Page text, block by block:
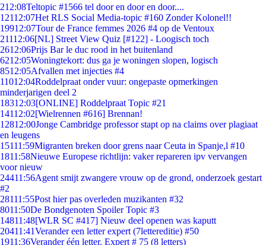
212:08Teltopic #1566 tel door en door en door....
12112:07Het RLS Social Media-topic #160 Zonder Kolonel!!
19912:07Tour de France femmes 2026 #4 op de Ventoux
21112:06[NL] Street View Quiz [#122] - Loogisch toch
2612:06Prijs Bar le duc rood in het buitenland
6212:05Woningtekort: dus ga je woningen slopen, logisch
8512:05Afvallen met injecties #4
11012:04Roddelpraat onder vuur: ongepaste opmerkingen
minderjarigen deel 2
18312:03[ONLINE] Roddelpraat Topic #21
14112:02[Wielrennen #616] Brennan!
12812:00Jonge Cambridge professor stapt op na claims over plagiaat
en leugens
15111:59Migranten breken door grens naar Ceuta in Spanje,l #10
1811:58Nieuwe Europese richtlijn: vaker repareren ipv vervangen
voor nieuw
24411:56Agent smijt zwangere vrouw op de grond, onderzoek gestart
#2
28111:55Post hier pas overleden muzikanten #32
8011:50De Bondgenoten Spoiler Topic #3
14811:48[WLR SC #417] Nieuw deel openen was kaputt
20411:41Verander een letter expert (7lettereditie) #50
1911:36Verander één letter. Expert # 75 (8 letters)